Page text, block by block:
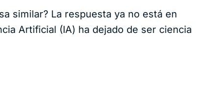
similar? La respuesta ya no está en
Artificial (IA) ha dejado de ser ciencia